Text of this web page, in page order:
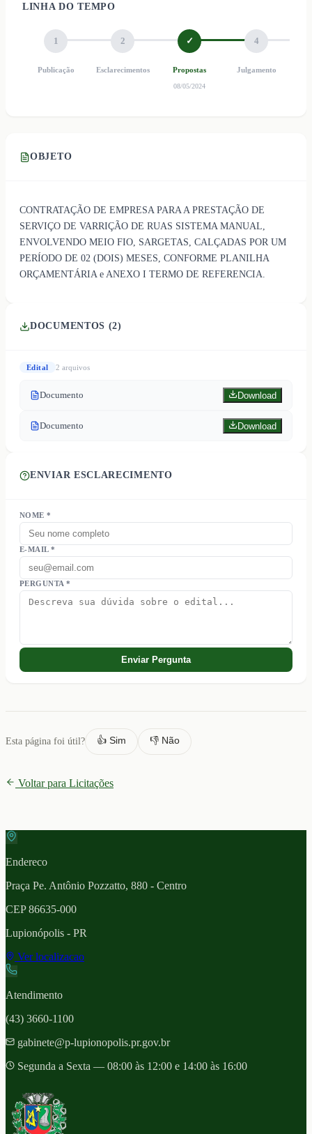
LINHA DO TEMPO
1
Publicação
2
Esclarecimentos
✓
Propostas
08/05/2024
4
Julgamento
OBJETO
CONTRATAÇÃO DE EMPRESA PARA A PRESTAÇÃO DE
SERVIÇO DE VARRIÇÃO DE RUAS SISTEMA MANUAL,
ENVOLVENDO MEIO FIO, SARGETAS, CALÇADAS POR UM
PERÍODO DE 02 (DOIS) MESES, CONFORME PLANILHA
ORÇAMENTÁRIA e ANEXO I TERMO DE REFERENCIA.
DOCUMENTOS (2)
Edital 2 arquivos
Documento Download
Documento Download
ENVIAR ESCLARECIMENTO
NOME *
E-MAIL *
PERGUNTA *
Enviar Pergunta
Esta página foi útil? 👍 Sim 👎 Não
Voltar para Licitações
Endereco
Praça Pe. Antônio Pozzatto, 880 - Centro
CEP86635-000
Lupionópolis - PR
Ver localizacao
Atendimento
(43) 3660-1100
gabinete@p-lupionopolis.pr.gov.br
Segunda a Sexta — 08:00 às 12:00 e 14:00 às 16:00